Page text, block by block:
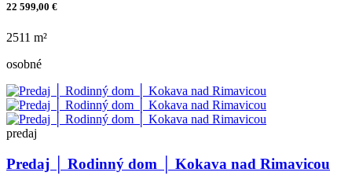
22 599,00 €
2511 m²
osobné
predaj
Predaj │ Rodinný dom │ Kokava nad Rimavicou